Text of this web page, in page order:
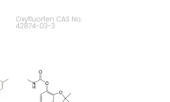
Oxyfluorfen CAS No.
42874-03-3